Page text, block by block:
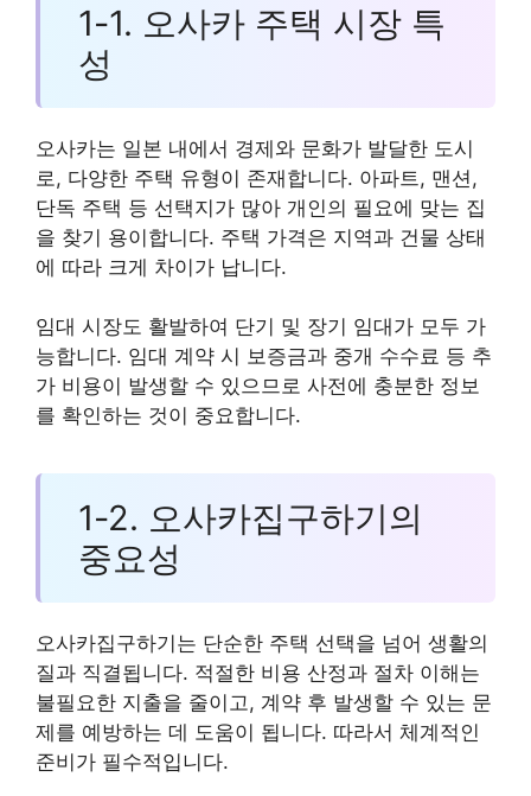
1-1. 오사카 주택 시장 특
성
오사카는 일본 내에서 경제와 문화가 발달한 도시
로, 다양한 주택 유형이 존재합니다. 아파트, 맨션,
단독 주택 등 선택지가 많아 개인의 필요에 맞는 집
을 찾기 용이합니다. 주택 가격은 지역과 건물 상태
에 따라 크게 차이가 납니다.
임대 시장도 활발하여 단기 및 장기 임대가 모두 가
능합니다. 임대 계약 시 보증금과 중개 수수료 등 추
가 비용이 발생할 수 있으므로 사전에 충분한 정보
를 확인하는 것이 중요합니다.
1-2. 오사카집구하기의
중요성
오사카집구하기는 단순한 주택 선택을 넘어 생활의
질과 직결됩니다. 적절한 비용 산정과 절차 이해는
불필요한 지출을 줄이고, 계약 후 발생할 수 있는 문
제를 예방하는 데 도움이 됩니다. 따라서 체계적인
준비가 필수적입니다.